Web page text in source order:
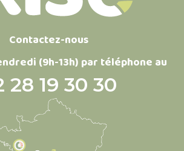
Contactez-nous
(9h-13h) par téléphone au
28 19 30 30